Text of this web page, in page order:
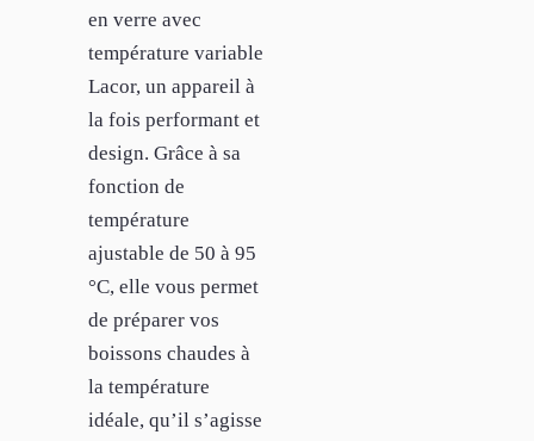
en verre avec
température variable
Lacor, un appareil à
la fois performant et
design. Grâce à sa
fonction de
température
ajustable de 50 à 95
°C, elle vous permet
de préparer vos
boissons chaudes à
la température
idéale, qu’il s’agisse